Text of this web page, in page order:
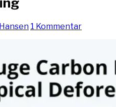
1 Kommentar